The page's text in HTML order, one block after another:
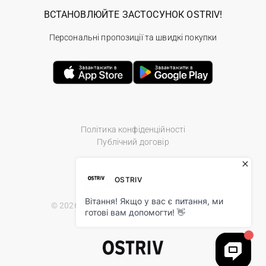
Політика конфіденційності
Публічний договір
© 2026 Ostriv.ua Store. All Rights Reserved.
ВСТАНОВЛЮЙТЕ ЗАСТОСУНОК OSTRIV!
Персональні пропозиції та швидкі покупки